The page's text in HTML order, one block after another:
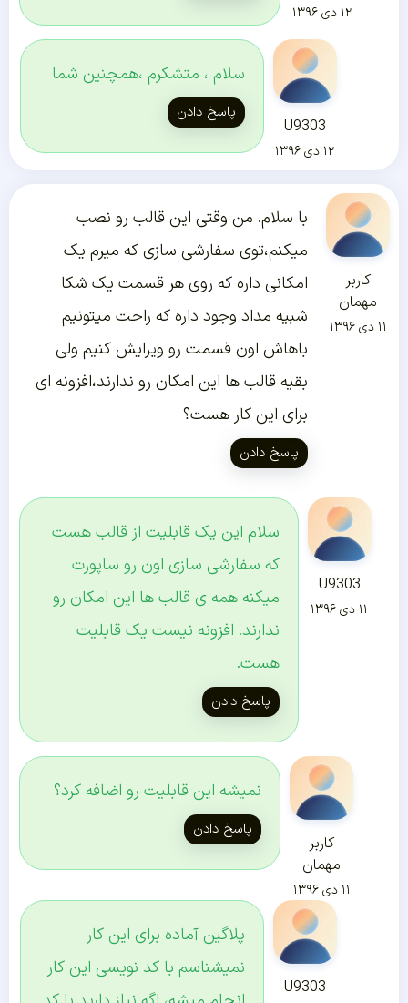
۱۲ دی ۱۳۹۶
U9303
۱۲ دی ۱۳۹۶
سلام ، متشکرم ،همچنین شما
پاسخ دادن
کاربر
مهمان
۱۱ دی ۱۳۹۶
با سلام. من وقتی این قالب رو نصب
میکنم،توی سفارشی سازی که میرم یک
امکانی داره که روی هر قسمت یک شکا
شبیه مداد وجود داره که راحت میتونیم
باهاش اون قسمت رو ویرایش کنیم ولی
بقیه قالب ها این امکان رو ندارند،افزونه ای
برای این کار هست؟
پاسخ دادن
U9303
۱۱ دی ۱۳۹۶
سلام این یک قابلیت از قالب هست
که سفارشی سازی اون رو ساپورت
میکنه همه ی قالب ها این امکان رو
ندارند. افزونه نیست یک قابلیت
هست.
پاسخ دادن
کاربر
مهمان
۱۱ دی ۱۳۹۶
نمیشه این قابلیت رو اضافه کرد؟
پاسخ دادن
U9303
پلاگین آماده برای این کار
نمیشناسم با کد نویسی این کار